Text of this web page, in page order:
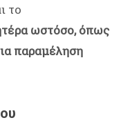
το
ωστόσο, όπως
παραμέληση